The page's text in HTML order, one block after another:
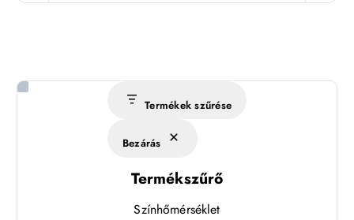
Termékek szűrése
Bezárás
Termékszűrő
Színhőmérséklet